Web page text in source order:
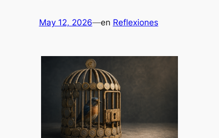
May 12, 2026—en Reflexiones